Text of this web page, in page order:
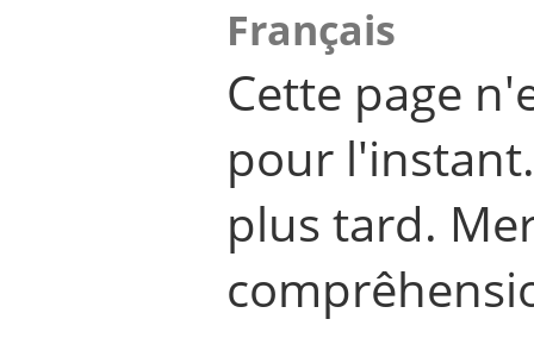
Français
Cette page
pour
plus tard.